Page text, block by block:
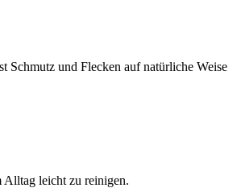
Schmutz und Flecken auf natürliche Weise
Alltag leicht zu reinigen.